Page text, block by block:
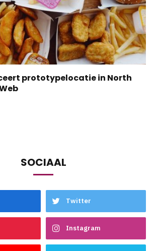
prototypelocatie in North
SOCIAAL
Twitter
Instagram